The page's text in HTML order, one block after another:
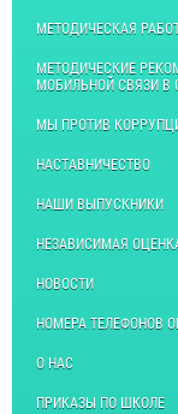
МЕТОДИЧЕСКАЯ
МЕТОДИЧЕСКИЕ
МОБИЛЬНОЙ СВЯЗИ В
МЫ ПРОТИВ
НАСТАВНИЧЕСТВО
НАШИ ВЫПУСКНИКИ
НЕЗАВИСИМАЯ
НОВОСТИ
НОМЕРА ТЕЛЕФОНОВ
О НАС
ПРИКАЗЫ ПО ШКОЛЕ